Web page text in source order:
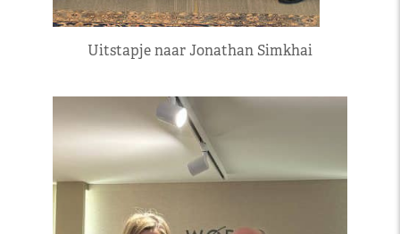
Uitstapje naar Jonathan Simkhai